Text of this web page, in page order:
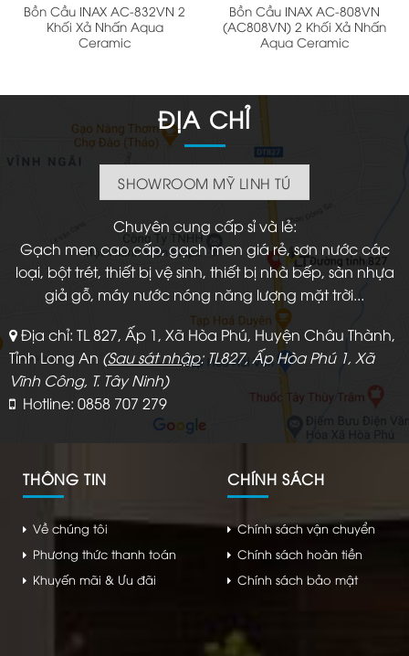
Bồn Cầu INAX AC-832VN 2
Khối Xả Nhấn Aqua
Ceramic
Bồn Cầu INAX AC-808VN
(AC808VN) 2 Khối Xả Nhấn
Aqua Ceramic
ĐỊA CHỈ
SHOWROOM MỸ LINH TÚ
Chuyên cung cấp sỉ và lẻ:
Gạch men cao cấp, gạch men giá rẻ, sơn nước các
loại, bột trét, thiết bị vệ sinh, thiết bị nhà bếp, sàn nhựa
giả gỗ, máy nước nóng năng lượng mặt trời...
Địa chỉ: TL 827, Ấp 1, Xã Hòa Phú, Huyện Châu Thành,
Tỉnh Long An (Sau sát nhập: TL827, Ấp Hòa Phú 1, Xã
Vĩnh Công, T. Tây Ninh)
Hotline: 0858 707 279
THÔNG TIN
Về chúng tôi
Phương thức thanh toán
Khuyến mãi & Ưu đãi
CHÍNH SÁCH
Chính sách vận chuyển
Chính sách hoàn tiền
Chính sách bảo mật